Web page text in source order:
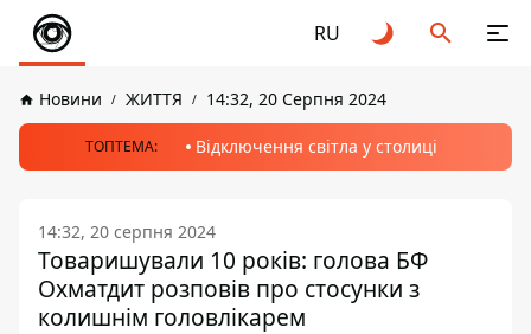
RU
Новини ЖИТТЯ 14:32, 20 Серпня 2024
ТОПТЕМА: Відключення світла у столиці
14:32, 20 серпня 2024
Товаришували 10 років: голова БФ
Охматдит розповів про стосунки з
колишнім головлікарем